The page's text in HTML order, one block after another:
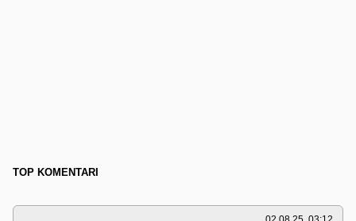
TOP KOMENTARI